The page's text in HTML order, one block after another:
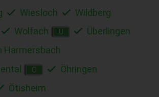
Wiesloch
Wildberg
Wolfach Ü Überlingen
Harmersbach
Ö
Öhringen
Ötisheim